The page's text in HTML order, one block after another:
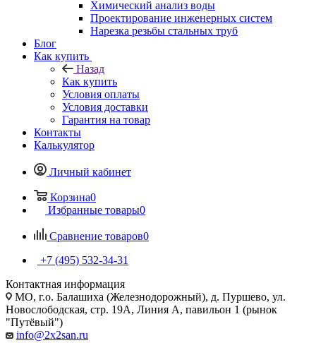
Химический анализ воды
Проектирование инженерных систем
Нарезка резьбы стальных труб
Блог
Как купить
Назад
Как купить
Условия оплаты
Условия доставки
Гарантия на товар
Контакты
Калькулятор
Личный кабинет
Корзина0
Избранные товары0
Сравнение товаров0
+7 (495) 532‑34‑31
Контактная информация
МО, г.о. Балашиха (Железнодорожный), д. Пуршево, ул.
Новослободская, стр. 19А, Линия А, павильон 1 (рынок
"Путёвый")
info@2x2san.ru